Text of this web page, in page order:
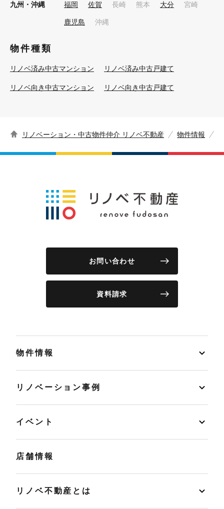
九州・沖縄 福岡 佐賀 長崎 熊本 大分 宮崎
鹿児島 沖縄
物件種類
リノベ済み中古マンション リノベ済み中古戸建て
リノベ向き中古マンション リノベ向き中古戸建て
リノベーション・中古物件仲介 リノベ不動産 物件情報
お問い合わせ
資料請求
物件情報
リノベーション事例
イベント
店舗情報
リノベ不動産とは